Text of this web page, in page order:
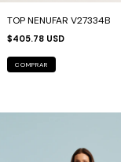
TOP NENUFAR V27334B
$405.78 USD
COMPRAR